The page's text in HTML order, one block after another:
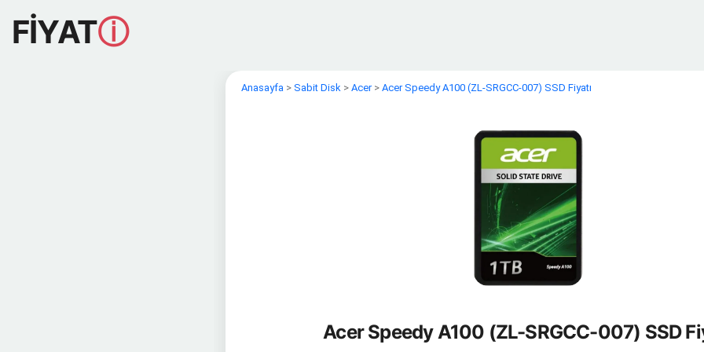
FİYATⓘ
Anasayfa > Sabit Disk > Acer> Acer Speedy A100 (ZL-SRGCC-007) SSD Fiyatı
Acer Speedy A100 (ZL-SRGCC-007) SSD